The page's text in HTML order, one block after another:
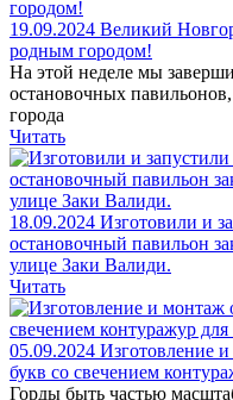
19.09.2024 Великий
родным городом!
На этой неделе мы
остановочных
города
Читать
18.09.2024 Изготовили и
остановочный павильон
улице Заки Валиди.
Читать
05.09.2024 Изготовление
букв со свечением
Горды быть частью